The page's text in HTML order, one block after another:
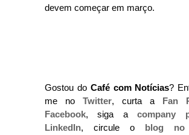
devem começar em março.
Gostou do Café com Notícias?
me no Twitter, curta a Fan
Facebook, siga acompany
LinkedIn, circule o blog no